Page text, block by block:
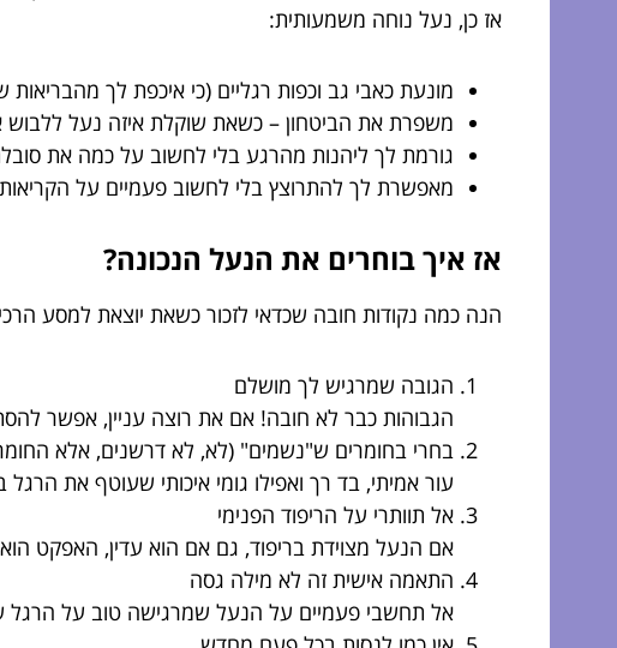
אז כן, נעל נוחה משמעותית:
מונעת כאבי גב וכפות רגליים (כי איכפת לך מהבריאות
משפרת את הביטחון – כשאת שוקלת איזה נעל ללבוש
גורמת לך ליהנות מהרגע בלי לחשוב על כמה את
מאפשרת לך להתרוצץ בלי לחשוב פעמיים על
אז איך בוחרים את הנעל הנכונה?
הנה כמה נקודות חובה שכדאי לזכור כשאת יוצאת למסע
הגובה שמרגיש לך מושלם
הגבוהות כבר לא חובה! אם את רוצה עניין, אפשר
בחרי בחומרים ש"נשמים" (לא, לא דרשנים, אלא
עור אמיתי, בד רך ואפילו גומי איכותי שעוטף את
אל תוותרי על הריפוד הפנימי
אם הנעל מצוידת בריפוד, גם אם הוא עדין, האפקט
התאמה אישית זה לא מילה גסה
אל תחשבי פעמיים על הנעל שמרגישה טוב על